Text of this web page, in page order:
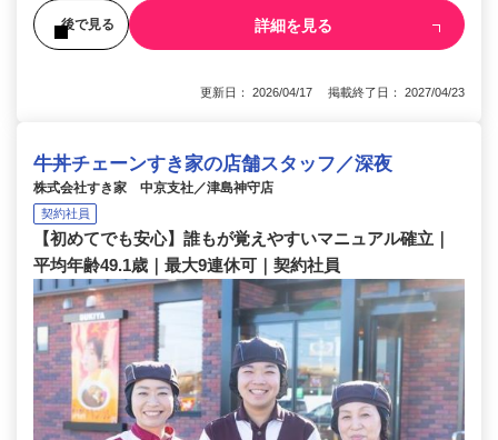
後で見る 詳細を見る
更新日： 2026/04/17 掲載終了日： 2027/04/23
牛丼チェーンすき家の店舗スタッフ／深夜
株式会社すき家 中京支社／津島神守店
契約社員
【初めてでも安心】誰もが覚えやすいマニュアル確立｜
平均年齢49.1歳｜最大9連休可｜契約社員